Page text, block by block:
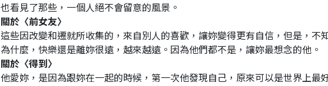
也看見了那些，一個人絕不會留意的風景。
關於〈前女友〉
這些因改變和遷就所收集的，來自別人的喜歡，讓妳變得更有自信，但是，不
為什麼，快樂還是離妳很遠，越來越遠。因為他們都不是，讓妳最想念的他。
關於〈得到〉
他愛妳，是因為跟妳在一起的時候，第一次他發現自己，原來可以是世界上最